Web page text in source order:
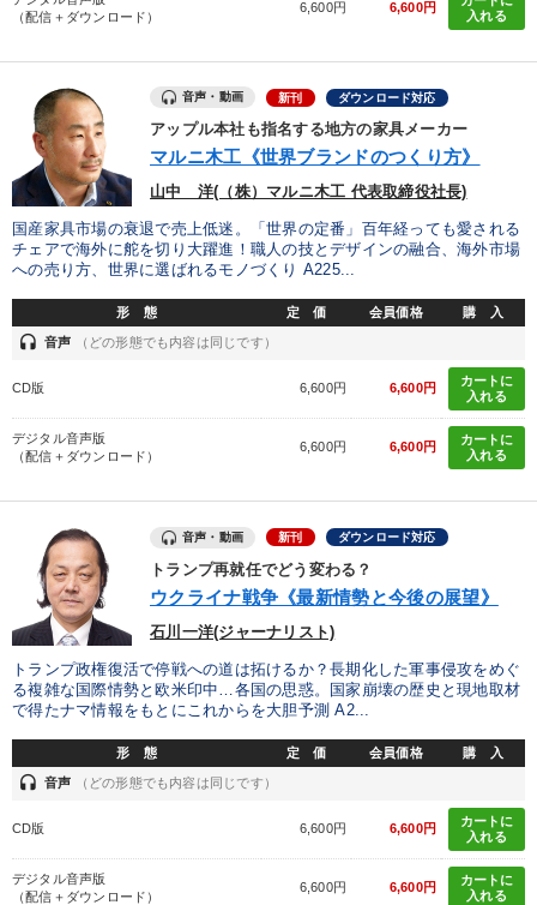
（配信＋ダウンロード）
6,600円 6,600円
入れる
音声・動画 新刊 ダウンロード対応
アップル本社も指名する地方の家具メーカー
マルニ木工《世界ブランドのつくり方》
山中 洋(（株）マルニ木工 代表取締役社長)
国産家具市場の衰退で売上低迷。「世界の定番」百年経っても愛される
チェアで海外に舵を切り大躍進！職人の技とデザインの融合、海外市場
への売り方、世界に選ばれるモノづくり A225...
形 態 定 価 会員価格 購 入
headset 音声 （どの形態でも内容は同じです）
CD版 6,600円 6,600円
カートに
入れる
デジタル音声版
（配信＋ダウンロード）
6,600円 6,600円
カートに
入れる
音声・動画 新刊 ダウンロード対応
トランプ再就任でどう変わる？
ウクライナ戦争《最新情勢と今後の展望》
石川一洋(ジャーナリスト)
トランプ政権復活で停戦への道は拓けるか？長期化した軍事侵攻をめぐ
る複雑な国際情勢と欧米印中…各国の思惑。国家崩壊の歴史と現地取材
で得たナマ情報をもとにこれからを大胆予測 A2...
形 態 定 価 会員価格 購 入
headset 音声 （どの形態でも内容は同じです）
CD版 6,600円 6,600円
カートに
入れる
デジタル音声版
（配信＋ダウンロード）
6,600円 6,600円
カートに
入れる